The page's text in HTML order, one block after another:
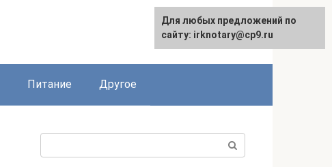
Питание Другое
Для любых предложений по
сайту: irknotary@cp9.ru